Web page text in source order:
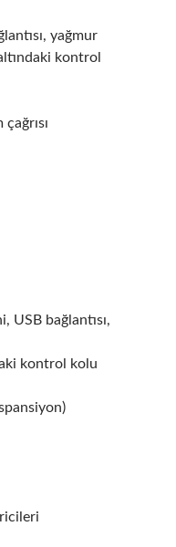
yağmur
kontrol
USB bağlantısı,
kontrol kolu